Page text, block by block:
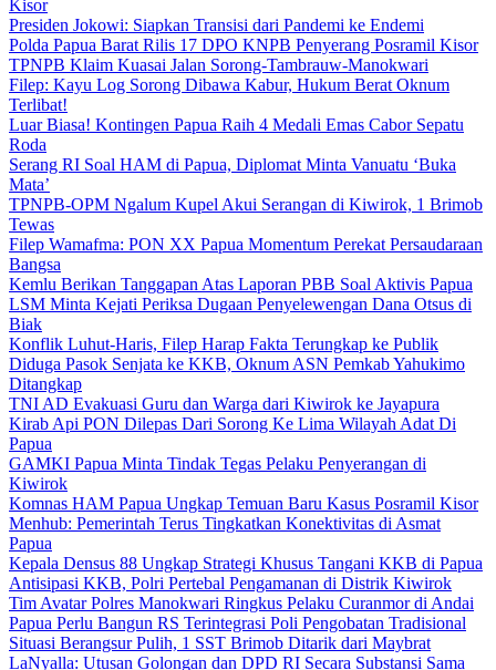
Kisor
Presiden Jokowi: Siapkan Transisi dari Pandemi ke Endemi
Polda Papua Barat Rilis 17 DPO KNPB Penyerang Posramil Kisor
TPNPB Klaim Kuasai Jalan Sorong-Tambrauw-Manokwari
Filep: Kayu Log Sorong Dibawa Kabur, Hukum Berat Oknum
Terlibat!
Luar Biasa! Kontingen Papua Raih 4 Medali Emas Cabor Sepatu
Roda
Serang RI Soal HAM di Papua, Diplomat Minta Vanuatu ‘Buka
Mata’
TPNPB-OPM Ngalum Kupel Akui Serangan di Kiwirok, 1 Brimob
Tewas
Filep Wamafma: PON XX Papua Momentum Perekat Persaudaraan
Bangsa
Kemlu Berikan Tanggapan Atas Laporan PBB Soal Aktivis Papua
LSM Minta Kejati Periksa Dugaan Penyelewengan Dana Otsus di
Biak
Konflik Luhut-Haris, Filep Harap Fakta Terungkap ke Publik
Diduga Pasok Senjata ke KKB, Oknum ASN Pemkab Yahukimo
Ditangkap
TNI AD Evakuasi Guru dan Warga dari Kiwirok ke Jayapura
Kirab Api PON Dilepas Dari Sorong Ke Lima Wilayah Adat Di
Papua
GAMKI Papua Minta Tindak Tegas Pelaku Penyerangan di
Kiwirok
Komnas HAM Papua Ungkap Temuan Baru Kasus Posramil Kisor
Menhub: Pemerintah Terus Tingkatkan Konektivitas di Asmat
Papua
Kepala Densus 88 Ungkap Strategi Khusus Tangani KKB di Papua
Antisipasi KKB, Polri Pertebal Pengamanan di Distrik Kiwirok
Tim Avatar Polres Manokwari Ringkus Pelaku Curanmor di Andai
Papua Perlu Bangun RS Terintegrasi Poli Pengobatan Tradisional
Situasi Berangsur Pulih, 1 SST Brimob Ditarik dari Maybrat
LaNyalla: Utusan Golongan dan DPD RI Secara Substansi Sama